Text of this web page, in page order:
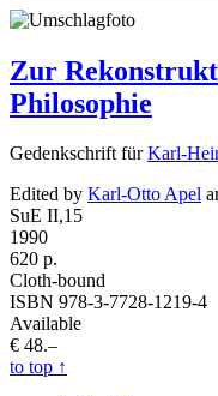
Zur
Philosophie
Gedenkschrift fürKarl-
Edited by Karl-Otto Apel
SuE II,15
1990
620 p.
Cloth-bound
ISBN 978-3-7728-1219-4
Available
€ 48.–
to top ↑